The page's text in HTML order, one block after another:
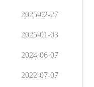
2025-02-27
2025-01-03
2024-06-07
2022-07-07